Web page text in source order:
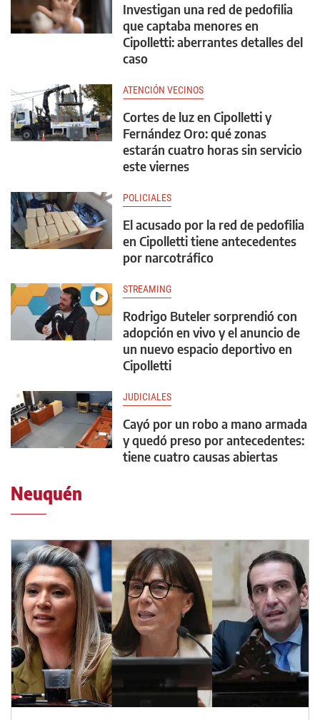
Investigan una red de pedofilia
que captaba menores en
Cipolletti: aberrantes detalles del
caso
ATENCIÓN VECINOS
Cortes de luz en Cipolletti y
Fernández Oro: qué zonas
estarán cuatro horas sin servicio
este viernes
POLICIALES
El acusado por la red de pedofilia
en Cipolletti tiene antecedentes
por narcotráfico
STREAMING
Rodrigo Buteler sorprendió con
adopción en vivo y el anuncio de
un nuevo espacio deportivo en
Cipolletti
JUDICIALES
Cayó por un robo a mano armada
y quedó preso por antecedentes:
tiene cuatro causas abiertas
Neuquén